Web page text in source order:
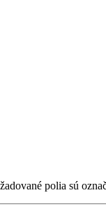
polia sú